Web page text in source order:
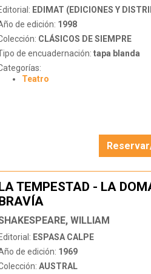
EDIMAT (EDICIONES Y
de edición: 1998
CLÁSICOS DE SIEMPRE
de encuadernación: tapa blanda
Teatro
LA TEMPESTAD - LA
BRAVÍA
WILLIAM
Editorial: ESPASA CALPE
de edición: 1969
AUSTRAL